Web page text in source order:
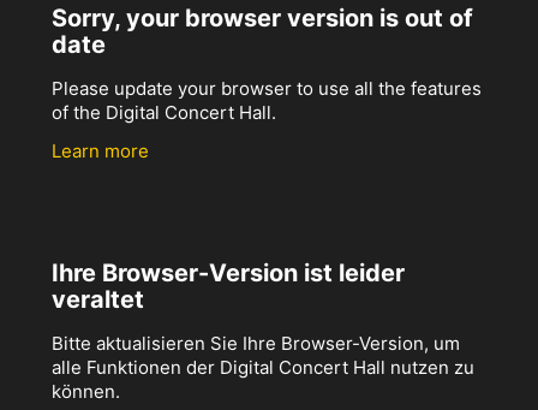
Sorry, your browser version is out of
date
Please update your browser to use all the features
of the Digital Concert Hall.
Learn more
Ihre Browser-Version ist leider
veraltet
Bitte aktualisieren Sie Ihre Browser-Version, um
alle Funktionen der Digital Concert Hall nutzen zu
können.